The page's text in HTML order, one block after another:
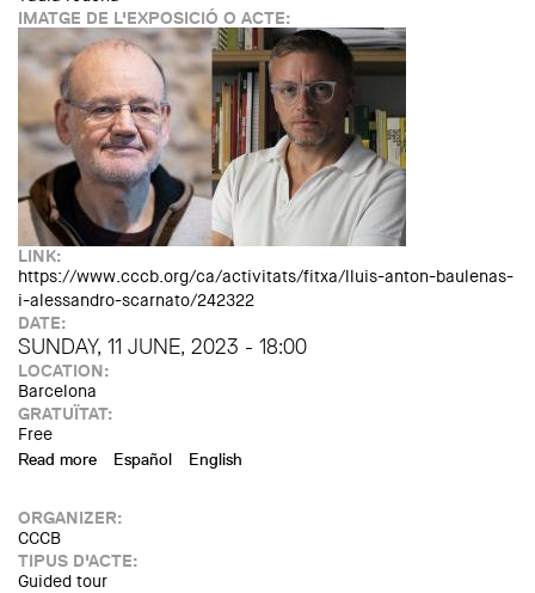
IMATGE DE L'EXPOSICIÓ O ACTE:
LINK:
https://www.cccb.org/ca/activitats/fitxa/lluis-anton-baulenas-
i-alessandro-scarnato/242322
DATE:
SUNDAY, 11 JUNE, 2023 - 18:00
LOCATION:
Barcelona
GRATUÏTAT:
Free
Read more about Diumenge al Pati: Lluís-Anton Baulenas i Alessandro
Español English
ORGANIZER:
CCCB
TIPUS D'ACTE:
Guided tour